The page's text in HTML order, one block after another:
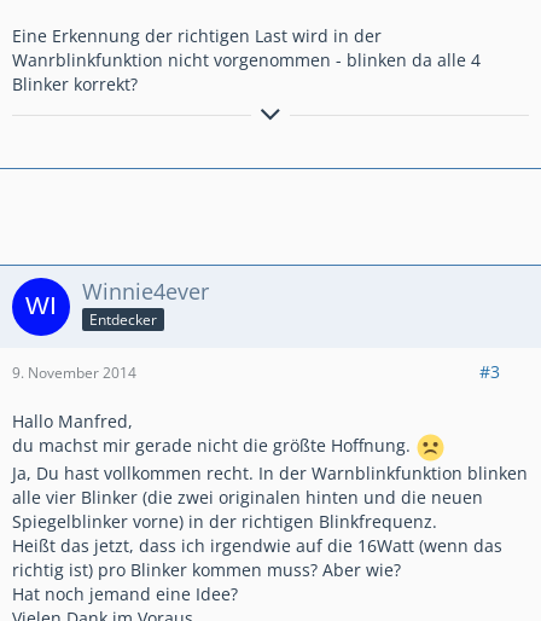
Eine Erkennung der richtigen Last wird in der
Wanrblinkfunktion nicht vorgenommen - blinken da alle 4
Blinker korrekt?
Wenn nicht jetzt... wann dann?
Winnie4ever
Entdecker
9. November 2014 #3
Hallo Manfred,
du machst mir gerade nicht die größte Hoffnung.
Ja, Du hast vollkommen recht. In der Warnblinkfunktion blinken
alle vier Blinker (die zwei originalen hinten und die neuen
Spiegelblinker vorne) in der richtigen Blinkfrequenz.
Heißt das jetzt, dass ich irgendwie auf die 16Watt (wenn das
richtig ist) pro Blinker kommen muss? Aber wie?
Hat noch jemand eine Idee?